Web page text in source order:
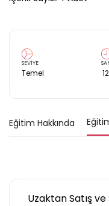
SEVİYE
Temel
Eğitim Hakkında
Uzaktan Satış